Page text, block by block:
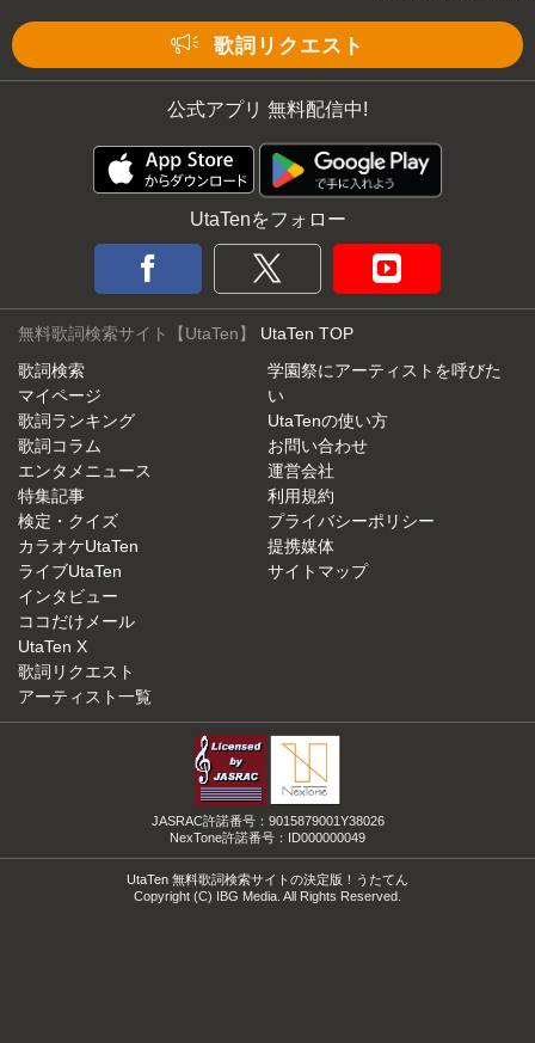
歌詞リクエスト
公式アプリ 無料配信中!
UtaTenをフォロー
無料歌詞検索サイト【UtaTen】 UtaTen TOP
歌詞検索
マイページ
歌詞ランキング
歌詞コラム
エンタメニュース
特集記事
検定・クイズ
カラオケUtaTen
ライブUtaTen
インタビュー
ココだけメール
UtaTen X
歌詞リクエスト
アーティスト一覧
学園祭にアーティストを呼びた
い
UtaTenの使い方
お問い合わせ
運営会社
利用規約
プライバシーポリシー
提携媒体
サイトマップ
JASRAC許諾番号：9015879001Y38026
NexTone許諾番号：ID000000049
UtaTen 無料歌詞検索サイトの決定版！うたてん
Copyright (C) IBG Media. All Rights Reserved.